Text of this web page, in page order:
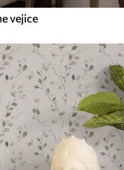
vejice